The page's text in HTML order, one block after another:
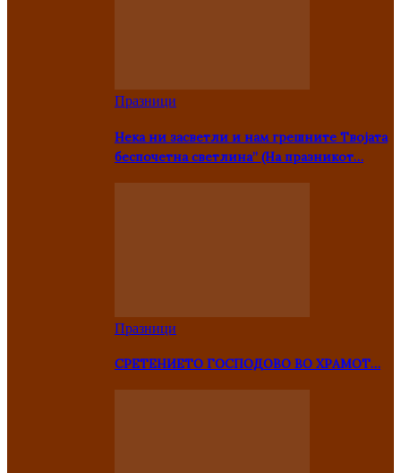
Празници
Нека ни засветли и нам грешните Твојата
беспочетна светлина” (На празникот…
Празници
СРЕТЕНИЕТО ГОСПОДОВО ВО ХРАМОТ…